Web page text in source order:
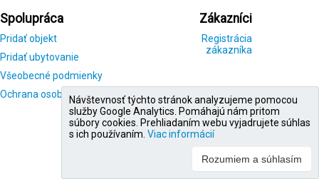
Spolupráca
Pridať objekt
Pridať ubytovanie
Všeobecné podmienky
Ochrana osobných údajov
Zákazníci
Registrácia
zákazníka
Návštevnosť týchto stránok analyzujeme pomocou
služby Google Analytics. Pomáhajú nám pritom
súbory cookies. Prehliadaním webu vyjadrujete súhlas
s ich používaním. Viac informácií